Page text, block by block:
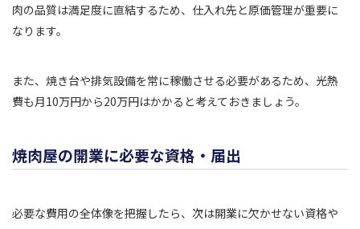
肉の品質は満足度に直結するため、仕入れ先と原価管理が重要に
なります。
また、焼き台や排気設備を常に稼働させる必要があるため、光熱
費も月10万円から20万円はかかると考えておきましょう。
焼肉屋の開業に必要な資格・届出
必要な費用の全体像を把握したら、次は開業に欠かせない資格や